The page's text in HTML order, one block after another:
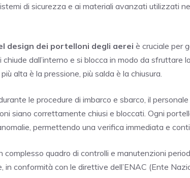
di sicurezza e ai materiali avanzati utilizzati
design dei portelloni degli aerei è cruciale per
dall’interno e si blocca in modo da sfruttare
alta è la pressione, più salda è la chiusura.
le procedure di imbarco e sbarco, il
siano correttamente chiusi e bloccati. Ogni
permettendo una verifica immediata e
quadro di controlli e manutenzioni
conformità con le direttive dell’ENAC (Ente